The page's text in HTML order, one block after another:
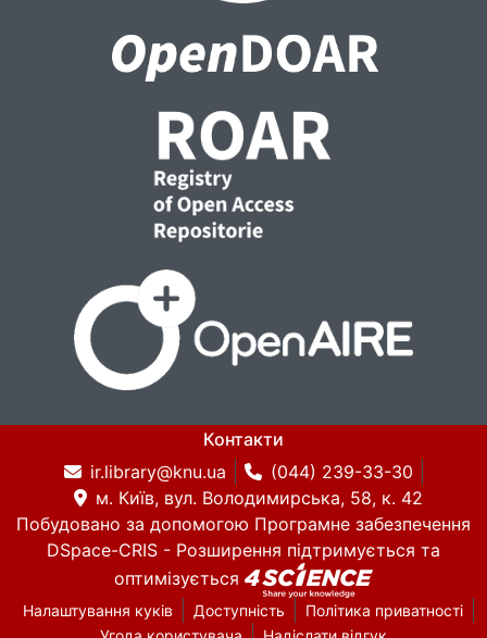
Контакти
ir.library@knu.ua
(044) 239-33-30
м. Київ, вул. Володимирська, 58, к. 42
Побудовано за допомогою Програмне забезпечення
DSpace-CRIS - Розширення підтримується та
оптимізується
Налаштування куків Доступність
Політика приватності